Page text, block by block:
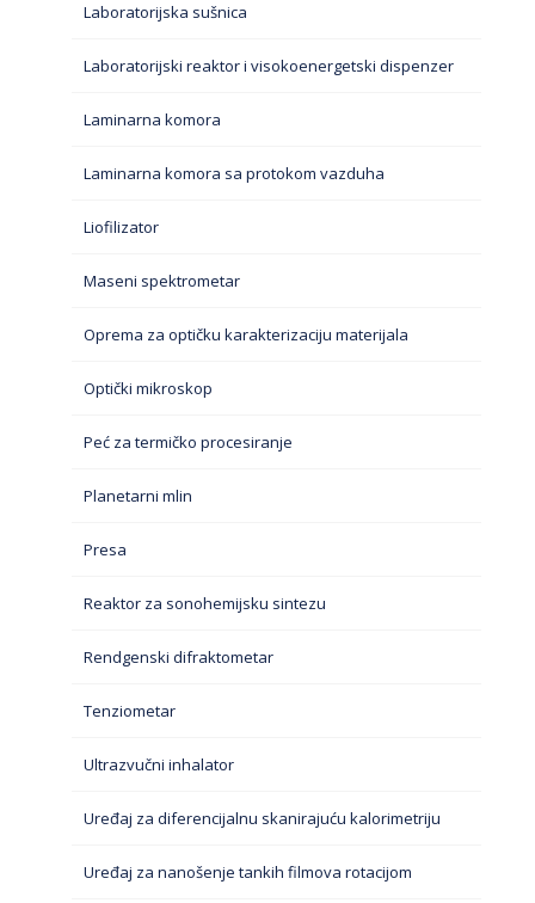
Laboratorijska sušnica
Laboratorijski reaktor i visokoenergetski dispenzer
Laminarna komora
Laminarna komora sa protokom vazduha
Liofilizator
Maseni spektrometar
Oprema za optičku karakterizaciju materijala
Optički mikroskop
Peć za termičko procesiranje
Planetarni mlin
Presa
Reaktor za sonohemijsku sintezu
Rendgenski difraktometar
Tenziometar
Ultrazvučni inhalator
Uređaj za diferencijalnu skanirajuću kalorimetriju
Uređaj za nanošenje tankih filmova rotacijom